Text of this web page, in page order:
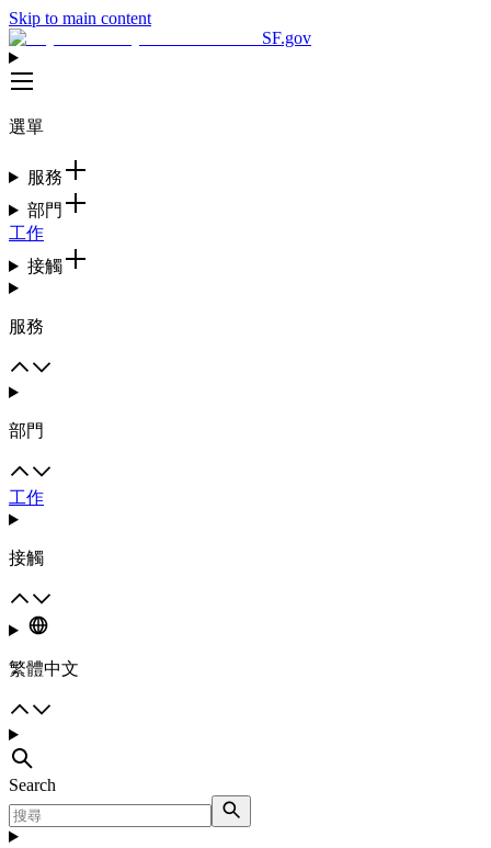
Skip to main content
SF.gov
選單
服務
部門
工作
接觸
服務
部門
工作
接觸
繁體中文
Search